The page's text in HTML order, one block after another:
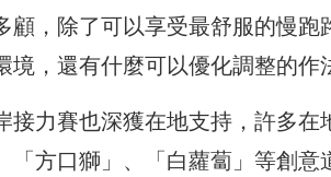
顧，除了可以享受最舒服的慢
境，還有什麼可以優化調整的作
接力賽也深獲在地支持，許多
「方口獅」、「白蘿蔔」等創